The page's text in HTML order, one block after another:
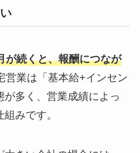
が続くと、報酬につなが
営業は「基本給+インセン
多く、営業成績によっ
みです。